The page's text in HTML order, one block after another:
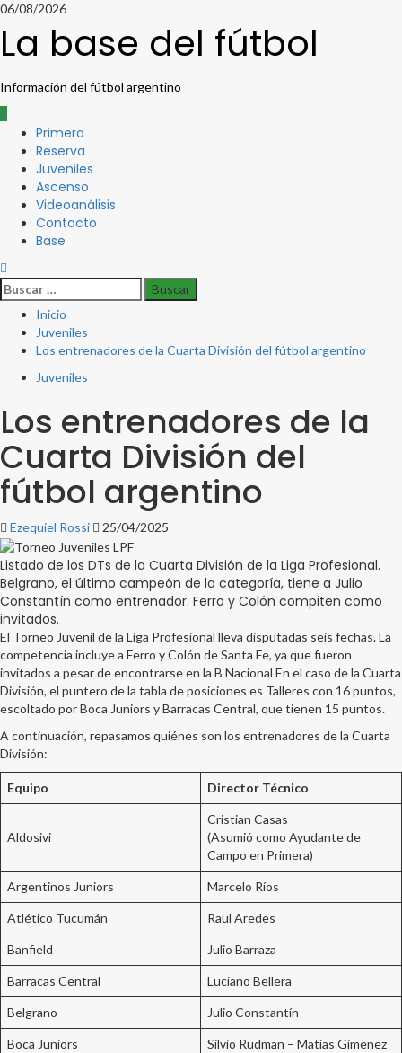
Saltar
contenido
06/08/2026
La base del fútbol
Información del fútbol argentino
Menú
principal
Primera
Reserva
Juveniles
Ascenso
Videoanálisis
Contacto
Base
Buscar:
Inicio
Juveniles
Los entrenadores de la Cuarta División del fútbol argentino
Juveniles
Los entrenadores de la
Cuarta División del
fútbol argentino
Ezequiel Rossi 25/04/2025
Listado de los DTs de la Cuarta División de la Liga Profesional.
Belgrano, el último campeón de la categoría, tiene a Julio
Constantín como entrenador. Ferro y Colón compiten como
invitados.
El Torneo Juvenil de la Liga Profesional lleva disputadas seis fechas. La
competencia incluye a Ferro y Colón de Santa Fe, ya que fueron
invitados a pesar de encontrarse en la B Nacional En el caso de la Cuarta
División, el puntero de la tabla de posiciones es Talleres con 16 puntos,
escoltado por Boca Juniors y Barracas Central, que tienen 15 puntos.
A continuación, repasamos quiénes son los entrenadores de la Cuarta
División:
Equipo Director Técnico
Aldosivi
Cristian Casas
(Asumió como Ayudante de
Campo en Primera)
Argentinos Juniors Marcelo Ríos
Atlético Tucumán Raul Aredes
Banfield Julio Barraza
Barracas Central Luciano Bellera
Belgrano Julio Constantín
Boca Juniors Silvio Rudman – Matías Gimenez